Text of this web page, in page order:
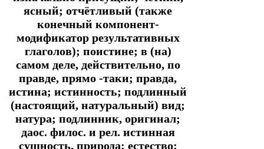
ясный; отчётливый (также
конечный компонент-
модификатор результативных
глаголов); поистине; в (на)
самом деле, действительно, по
правде, прямо -таки; правда,
истина; истинность; подлинный
(настоящий, натуральный) вид;
натура; подлинник, оригинал;
даос. филос. и рел. истинная
сущность, природа; естество;